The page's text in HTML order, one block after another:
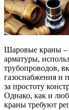
Шаровые краны –
арматуры,
трубопроводов,
газоснабжения и
за простоту
Однако, как и
краны требуют